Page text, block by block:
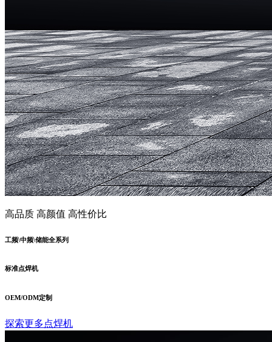
高品质 高颜值 高性价比
工频\中频\储能全系列
标准点焊机
OEM/ODM定制
探索更多点焊机